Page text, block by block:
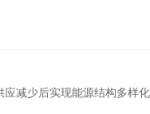
减少后实现能源结构多样化